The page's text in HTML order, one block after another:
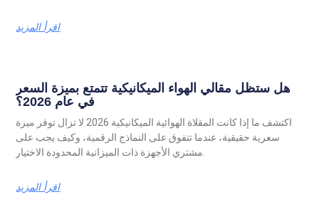
اقرأ المزيد
هل ستظل مقالي الهواء الميكانيكية تتمتع بميزة السعر
في عام 2026؟
اكتشف ما إذا كانت المقلاة الهوائية الميكانيكية 2026 لا تزال توفر ميزة
سعرية حقيقية، عندما تتفوق على النماذج الرقمية، وكيف يجب على
اقرأ المزيد